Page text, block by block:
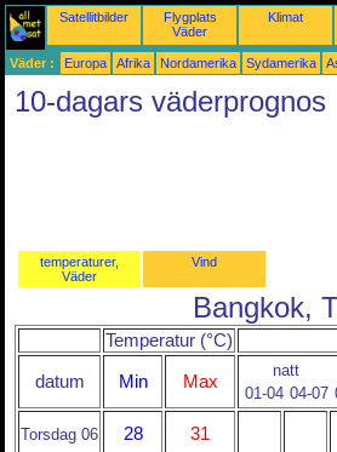
Satellitbilder
Flygplats
Väder
Klimat
Väder : Europa Afrika Nordamerika Sydamerika
10-dagars väderprognos
temperaturer,
Väder
Vind
Bangkok,
Temperatur (°C)
datum Min Max
natt
01-04 04-07
Torsdag 06 28 31